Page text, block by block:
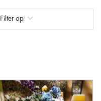
Filter op